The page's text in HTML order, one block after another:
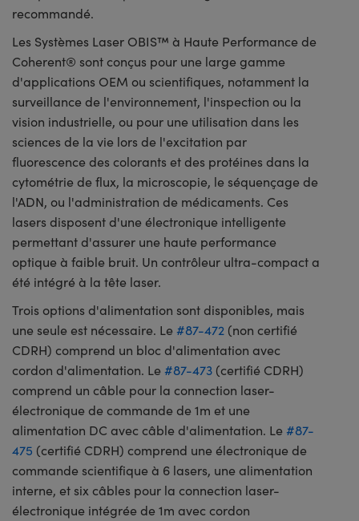
recommandé.
Les Systèmes Laser OBIS™ à Haute Performance de
Coherent® sont conçus pour une large gamme
d'applications OEM ou scientifiques, notamment la
surveillance de l'environnement, l'inspection ou la
vision industrielle, ou pour une utilisation dans les
sciences de la vie lors de l'excitation par
fluorescence des colorants et des protéines dans la
cytométrie de flux, la microscopie, le séquençage de
l'ADN, ou l'administration de médicaments. Ces
lasers disposent d'une électronique intelligente
permettant d'assurer une haute performance
optique à faible bruit. Un contrôleur ultra-compact a
été intégré à la tête laser.
Trois options d'alimentation sont disponibles, mais
une seule est nécessaire. Le#87-472 (non certifié
CDRH) comprend un bloc d'alimentation avec
cordon d'alimentation. Le#87-473 (certifié CDRH)
comprend un câble pour la connection laser-
électronique de commande de 1m et une
alimentation DC avec câble d'alimentation. Le#87-
475 (certifié CDRH) comprend une électronique de
commande scientifique à 6 lasers, une alimentation
interne, et six câbles pour la connection laser-
électronique intégrée de 1m avec cordon